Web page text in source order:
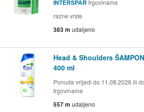
INTERSPAR trgovinama
razne vrste
383 m udaljeno
Head & Shoulders
400 ml
Ponuda vrijedi do 11.08.2026 ili
trgovinama
557 m udaljeno